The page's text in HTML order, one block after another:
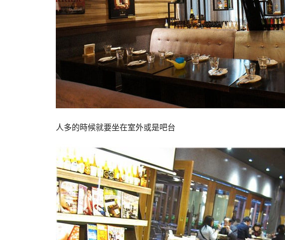
人多的時候就要坐在室外或是吧台